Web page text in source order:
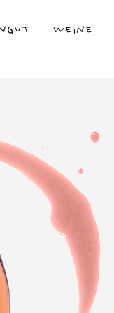
Weine